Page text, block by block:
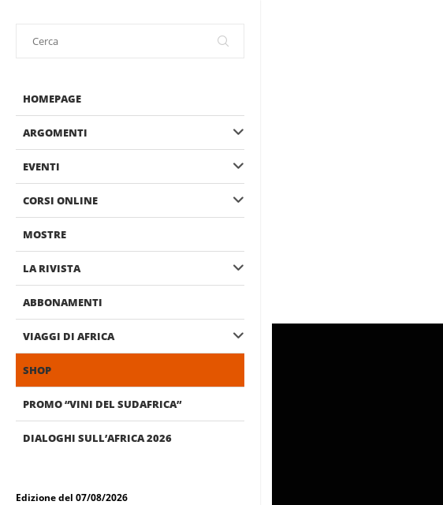
HOMEPAGE
ARGOMENTI
EVENTI
CORSI ONLINE
MOSTRE
LA RIVISTA
ABBONAMENTI
VIAGGI DI AFRICA
SHOP
PROMO “VINI DEL SUDAFRICA”
DIALOGHI SULL’AFRICA 2026
Edizione del 07/08/2026